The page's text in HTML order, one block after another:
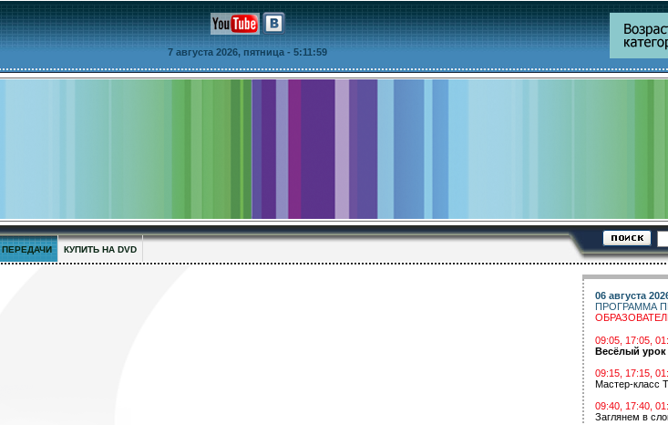
7 августа 2026, пятница - 5:11:59
ПЕРЕДАЧИ КУПИТЬ НА DVD
06 августа
ПРОГРАММА
09:05, 17:05,
Весёлый урок
09:15, 17:15,
Мастер-класс
09:40, 17:40,
Заглянем в